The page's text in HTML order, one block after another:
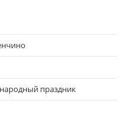
праздник